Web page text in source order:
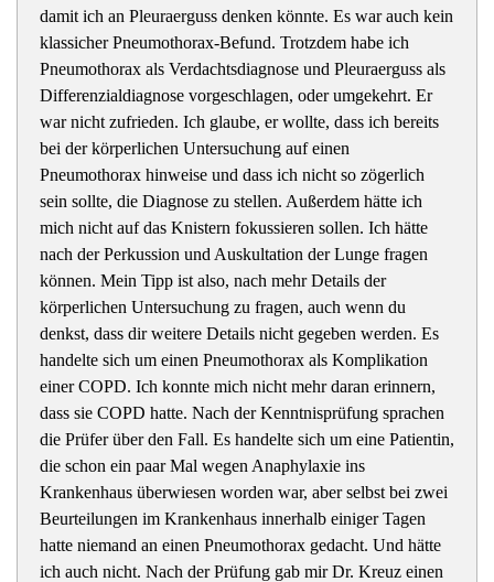
damit ich an Pleuraerguss denken könnte. Es war auch kein
klassicher Pneumothorax-Befund. Trotzdem habe ich
Pneumothorax als Verdachtsdiagnose und Pleuraerguss als
Differenzialdiagnose vorgeschlagen, oder umgekehrt. Er
war nicht zufrieden. Ich glaube, er wollte, dass ich bereits
bei der körperlichen Untersuchung auf einen
Pneumothorax hinweise und dass ich nicht so zögerlich
sein sollte, die Diagnose zu stellen. Außerdem hätte ich
mich nicht auf das Knistern fokussieren sollen. Ich hätte
nach der Perkussion und Auskultation der Lunge fragen
können. Mein Tipp ist also, nach mehr Details der
körperlichen Untersuchung zu fragen, auch wenn du
denkst, dass dir weitere Details nicht gegeben werden. Es
handelte sich um einen Pneumothorax als Komplikation
einer COPD. Ich konnte mich nicht mehr daran erinnern,
dass sie COPD hatte. Nach der Kenntnisprüfung sprachen
die Prüfer über den Fall. Es handelte sich um eine Patientin,
die schon ein paar Mal wegen Anaphylaxie ins
Krankenhaus überwiesen worden war, aber selbst bei zwei
Beurteilungen im Krankenhaus innerhalb einiger Tagen
hatte niemand an einen Pneumothorax gedacht. Und hätte
ich auch nicht. Nach der Prüfung gab mir Dr. Kreuz einen